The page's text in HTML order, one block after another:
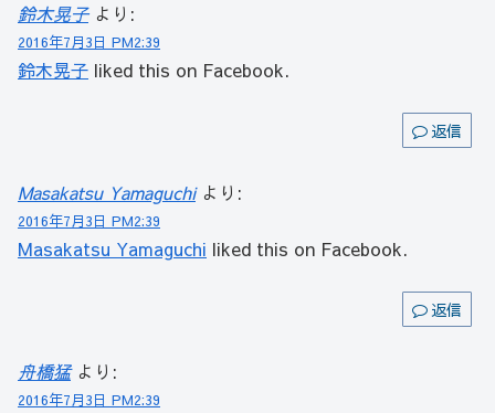
鈴木晃子 より:
2016年7月3日 PM2:39
鈴木晃子 liked this on Facebook.
返信
Masakatsu Yamaguchi より:
2016年7月3日 PM2:39
Masakatsu Yamaguchi liked this on Facebook.
返信
舟橋猛 より:
2016年7月3日 PM2:39